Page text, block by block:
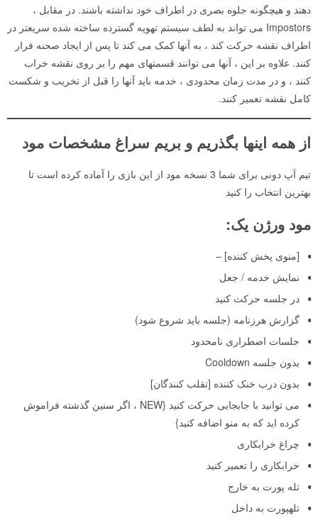
دهند و هیچگونه جلوه بصری در اطراف خود نداشته باشند. در مقابل ،
Impostors می تواند به لطف سیستم تهویه گسترده ساخته شده سریعتر در
اطراف نقشه حرکت کند ، به آنها کمک می کند تا پس از ایجاد صحنه فرار
کنند. علاوه بر این ، آنها می توانند قسمتهای مهم را بر روی نقشه خراب
کنند ، و در مدت زمان محدودی ، خدمه باید آنها را قبل از تخریب و شکست
کامل نقشه تعمیر کنند.
از همه اینها بگذریم و بریم سراغ مشخصات مود
تیم اَپ دونی برای شما 3 نسخه مود از این بازی را آماده کرده است تا
بهترین انتخاب را کنید
مود ورژن یک:
[منوی پخش کننده] –
نمایش خدمه / جعل
در جلسه حرکت کنید
گزارش هرزنامه (جلسه باید شروع شود)
جلسات اضطراری نامحدود
بدون جلسه Cooldown
بدون درب خنک کننده [تقلب کنندگان]
می توانید با جابجایی حرکت کنید {NEW ، اگر سنین گذشته فراموش
کرده اید که به منو اضافه کنید}
چراغ خرابکاری
خرابکاری را تعمیر کنید
تله پورت به خارج
تلهپورت به داخل